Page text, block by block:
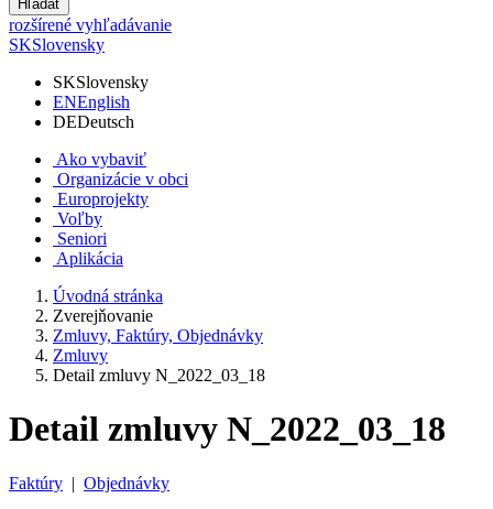
Hľadať
rozšírené vyhľadávanie
SKSlovensky
SKSlovensky
ENEnglish
DEDeutsch
Ako vybaviť
Organizácie v obci
Europrojekty
Voľby
Seniori
Aplikácia
Úvodná stránka
Zverejňovanie
Zmluvy, Faktúry, Objednávky
Zmluvy
Detail zmluvy N_2022_03_18
Detail zmluvy N_2022_03_18
Faktúry | Objednávky